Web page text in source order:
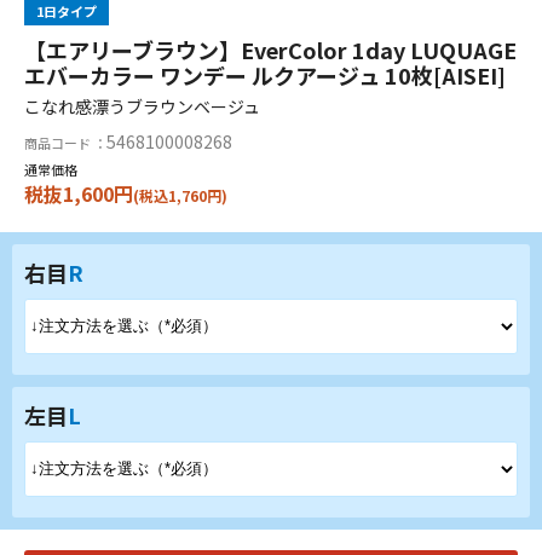
1日タイプ
【エアリーブラウン】EverColor 1day LUQUAGE
エバーカラー ワンデー ルクアージュ 10枚[AISEI]
こなれ感漂うブラウンベージュ
商品コード ： 5468100008268
通常価格
税抜1,600円(税込1,760円)
右目R
左目L